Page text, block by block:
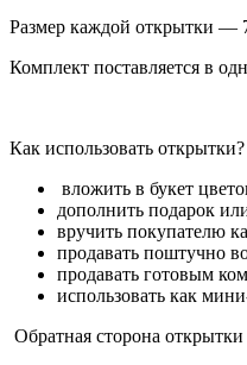
Размер каждой открытки —
Комплект поставляется в
Как использовать открытки?
вложить в букет
дополнить подарок
вручить покупателю
продавать поштучно
продавать готовым
использовать как
Обратная сторона